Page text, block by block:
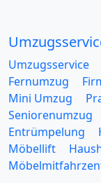
Umzugsservice
Fernumzug
Mini Umzug
Seniorenumzug
Entrümpelung
Möbellift